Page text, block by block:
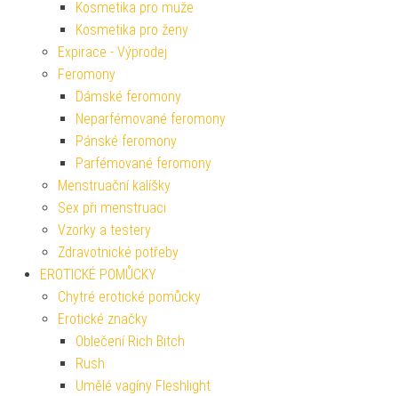
Kosmetika pro muže
Kosmetika pro ženy
Expirace - Výprodej
Feromony
Dámské feromony
Neparfémované feromony
Pánské feromony
Parfémované feromony
Menstruační kalíšky
Sex při menstruaci
Vzorky a testery
Zdravotnické potřeby
EROTICKÉ POMŮCKY
Chytré erotické pomůcky
Erotické značky
Oblečení Rich Bitch
Rush
Umělé vagíny Fleshlight